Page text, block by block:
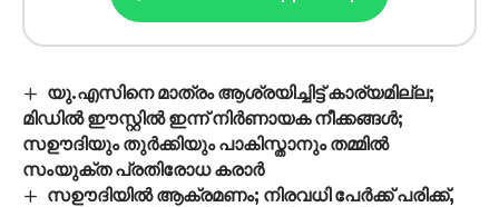
യു.എസിനെ മാത്രം ആശ്രയിച്ചിട്ട് കാര്യമില്ല;
മിഡില്‍ ഈസ്റ്റില്‍ ഇന്ന് നിര്‍ണായക നീക്കങ്ങള്‍;
സഊദിയും തുര്‍ക്കിയും പാകിസ്താനും തമ്മില്‍
സംയുക്ത പ്രതിരോധ കരാര്‍
സഊദിയിൽ ആക്രമണം; നിരവധി പേർക്ക് പരിക്ക്,